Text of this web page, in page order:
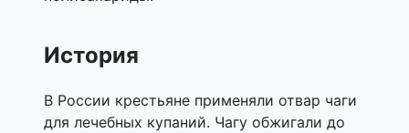
История
В России крестьяне применяли отвар чаги
для лечебных купаний. Чагу обжигали до